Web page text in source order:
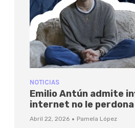
NOTICIAS
Emilio Antún admite
internet no le perdona
Abril 22, 2026 · Pamela López